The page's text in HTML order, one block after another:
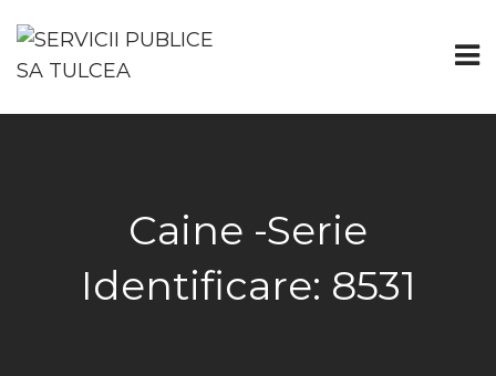
Caine -Serie
Identificare: 8531